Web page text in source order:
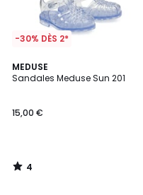
-30% DÈS 2*
MEDUSE
Sandales Meduse Sun 201
15,00 €
4
/
4
/